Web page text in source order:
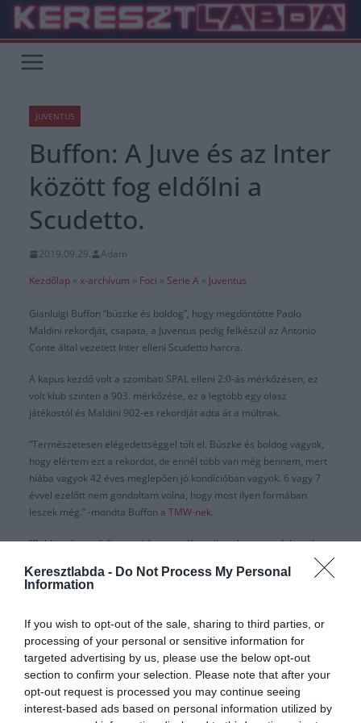
Keresztlabda - Do Not Process My Personal
Information
If you wish to opt-out of the sale, sharing to third parties, or
processing of your personal or sensitive information for
targeted advertising by us, please use the below opt-out
section to confirm your selection. Please note that after your
opt-out request is processed you may continue seeing
interest-based ads based on personal information utilized by
Skip
content
JUVENTUS
Buffon: A Juve és az Inter
között fog eldőlni a
Scudetto.
2019.09.29.
Adam
Kezdőlap » x-archívum » Foci » Serie A » Juventus
Gianluigi Buffon “büszke és boldog”, hogy megdöntötte Paolo
Maldini rekordját, csapata, a Juventus pedig felkészül az Antonio
Conte által vezetett Inter elleni Scudetto harcra.
A kapus kezdő volt a szombati SPAL elleni 2:0-ás mérkőzésen, ez
volt klub szinten a 903. mérkőzése, ez a legtöbb egy olasz
játékostól és Maldini 902-es rekordját adta át a múltnak.
“Természetesen elégedettséggel tölt el. Büszke és boldog vagyok,
hogy elértem ezt a rekordot, de ennél több van még bennem, mert
hiába vagyok 42 éves meglepően jó kondícióban vagyok. 6 vagy 7
évvel ezelőtt nem gondoltam volna, hogy most ilyen formában
leszek még.” -mondta Buffon a TMW-nek.
“Boldoggá tesz felismerni, hogy az élet milyen kegyes volt hozzám,
Az Inter és a Juventus között két pont van a táblázat élén és jövő
Míg páran igyekeznek a találkozó jelentőségét csökkenteni, Buffon
nem rejti el véleményét:
“Természetesen ez egy rangadó lesz a Scudettoért. A bajnoki
címért harcolunk, ezt mondani sem kell, ahogy az Inter is.”